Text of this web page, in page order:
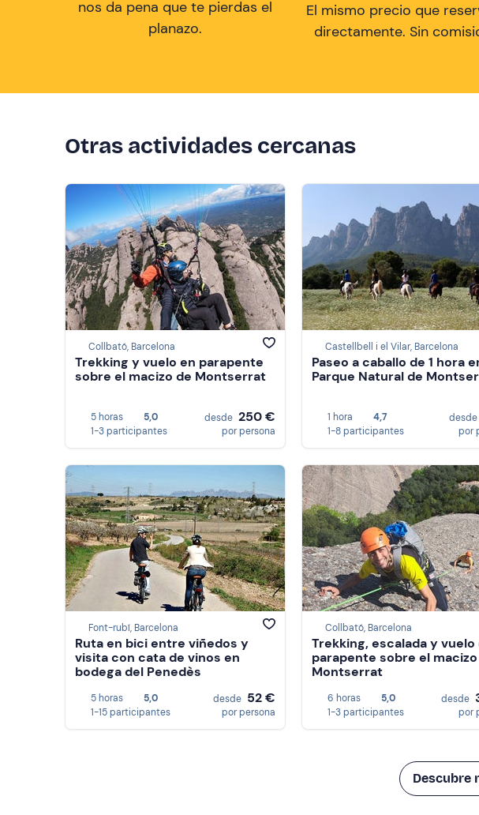
nos da pena que te pierdas el
planazo.
El mismo precio que
directamente. Sin
Otras actividades cercanas
Collbató, Barcelona
Trekking y vuelo en parapente
sobre el macizo de Montserrat
5 horas
5,0
1-3 participantes
desde 250 €
por persona
Castellbell i el Vilar, Barcelona
Paseo a caballo de 1 hora
Parque Natural de
1 hora
4,7
1-8 participantes
desde
por
Font-rubí, Barcelona
Ruta en bici entre viñedos y
visita con cata de vinos en
bodega del Penedès
5 horas
5,0
1-15 participantes
desde 52 €
por persona
Collbató, Barcelona
Trekking, escalada y vuelo
parapente sobre el
Montserrat
6 horas
5,0
1-3 participantes
desde
por
Descubre